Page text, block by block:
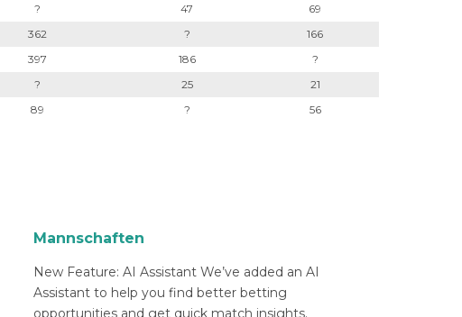
? 47
69
362 ?
166
397 186
?
? 25
21
89 ? 56
Mannschaften
New Feature: AI Assistant We’ve added an AI
Assistant to help you find better betting
opportunities and get quick match insights.